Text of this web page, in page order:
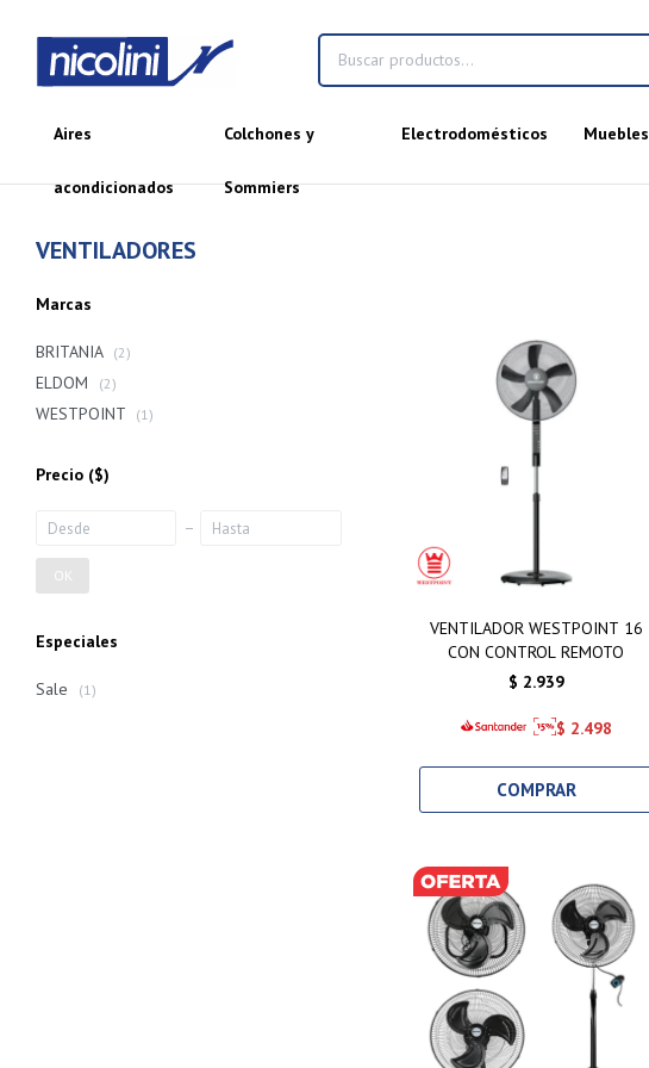
Aires
acondicionados
Colchones y
Sommiers
Electrodomésticos Muebles
VENTILADORES
VENTILADOR WESTPOINT 16
CON CONTROL REMOTO
$ 2.939
$ 2.498
Marcas
BRITANIA (2)
ELDOM (2)
WESTPOINT (1)
Precio ($)
OK
Especiales
Sale (1)